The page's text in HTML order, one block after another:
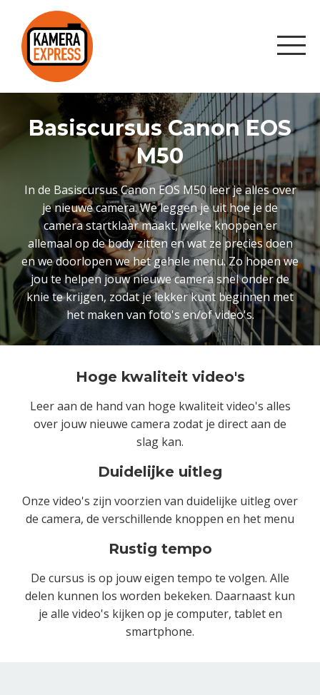
Basiscursus Canon EOS
M50
In de Basiscursus Canon EOS M50 leer je alles over
je nieuwe camera. We leggen je uit hoe je de
camera startklaar maakt, welke knoppen er
allemaal op de body zitten en wat ze precies doen
en we doorlopen we het gehele menu. Zo hopen we
jou te helpen jouw nieuwe camera snel onder de
knie te krijgen, zodat je lekker kunt beginnen met
het maken van foto's en/of video's.
Hoge kwaliteit video's
Leer aan de hand van hoge kwaliteit video's alles
over jouw nieuwe camera zodat je direct aan de
slag kan.
Duidelijke uitleg
Onze video's zijn voorzien van duidelijke uitleg over
de camera, de verschillende knoppen en het menu
Rustig tempo
De cursus is op jouw eigen tempo te volgen. Alle
delen kunnen los worden bekeken. Daarnaast kun
je alle video's kijken op je computer, tablet en
smartphone.